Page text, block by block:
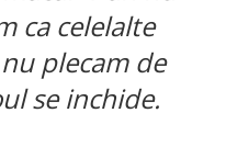
ca celelalte
plecam de
se inchide.